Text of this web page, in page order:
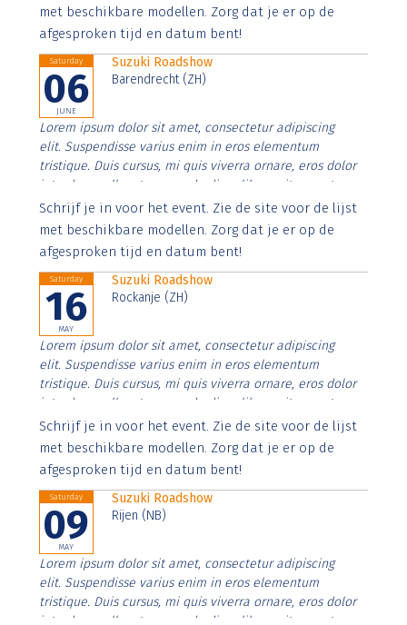
imperdiet. Nunc ut sem vitae risus tristique posuere.
met beschikbare modellen. Zorg dat je er op de
afgesproken tijd en datum bent!
Saturday
06
JUNE
Suzuki Roadshow
Barendrecht (ZH)
Lorem ipsum dolor sit amet, consectetur adipiscing
elit. Suspendisse varius enim in eros elementum
tristique. Duis cursus, mi quis viverra ornare, eros dolor
interdum nulla, ut commodo diam libero vitae erat.
Aenean faucibus nibh et justo cursus id rutrum lorem
imperdiet. Nunc ut sem vitae risus tristique posuere.
Schrijf je in voor het event. Zie de site voor de lijst
met beschikbare modellen. Zorg dat je er op de
afgesproken tijd en datum bent!
Saturday
16
MAY
Suzuki Roadshow
Rockanje (ZH)
Lorem ipsum dolor sit amet, consectetur adipiscing
elit. Suspendisse varius enim in eros elementum
tristique. Duis cursus, mi quis viverra ornare, eros dolor
interdum nulla, ut commodo diam libero vitae erat.
Aenean faucibus nibh et justo cursus id rutrum lorem
imperdiet. Nunc ut sem vitae risus tristique posuere.
Schrijf je in voor het event. Zie de site voor de lijst
met beschikbare modellen. Zorg dat je er op de
afgesproken tijd en datum bent!
Saturday
09
MAY
Suzuki Roadshow
Rijen (NB)
Lorem ipsum dolor sit amet, consectetur adipiscing
elit. Suspendisse varius enim in eros elementum
tristique. Duis cursus, mi quis viverra ornare, eros dolor
interdum nulla, ut commodo diam libero vitae erat.